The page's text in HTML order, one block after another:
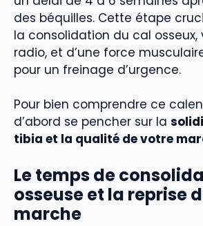
des béquilles. Cette étape
la consolidation du cal osseux,
radio, et d’une force
pour un freinage d’urgence.
Pour bien comprendre ce
d’abord se pencher sur la
tibia et la qualité de votre
Le temps de
osseuse et la reprise
marche